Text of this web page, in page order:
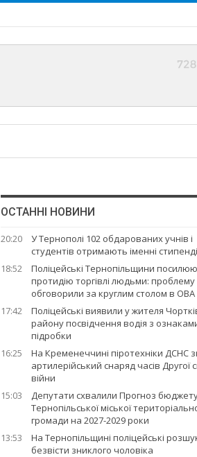
ОСТАННІ НОВИНИ
20:20
У Тернополі 102 обдарованих учнів і
студентів отримають іменні
18:52
Поліцейські Тернопільщини
протидію торгівлі людьми: проблему
обговорили за круглим столом в ОВА
17:42
Поліцейські виявили у жителя
району посвідчення водія з
підробки
16:25
На Кременеччині піротехніки ДСНС
артилерійський снаряд часів Другої
війни
15:03
Депутати схвалили Прогноз
Тернопільської міської
громади на 2027-2029 роки
13:53
На Тернопільщині поліцейські
безвісти зниклого чоловіка